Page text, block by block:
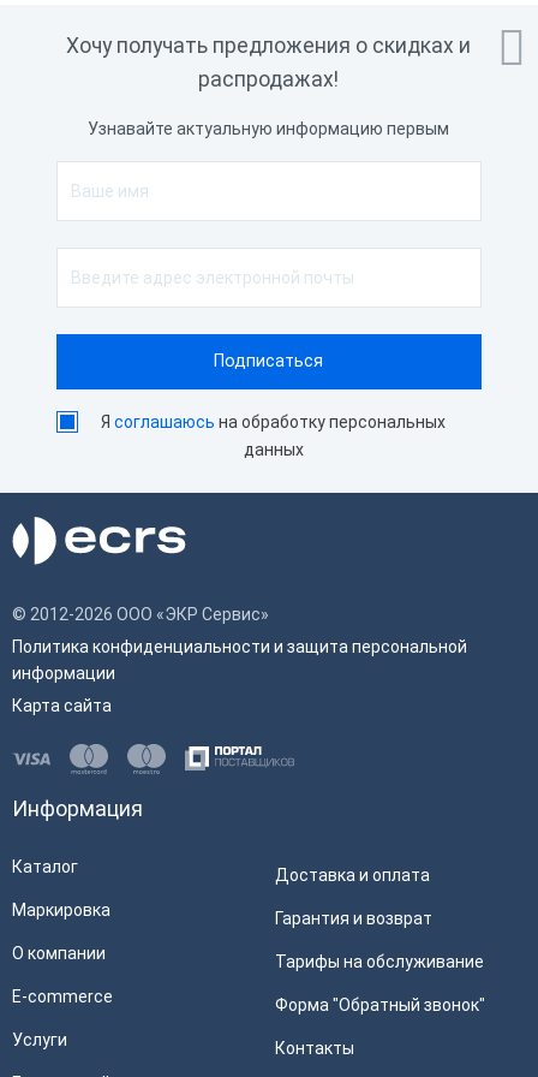

Хочу получать предложения о скидках и
распродажах!
Узнавайте актуальную информацию первым
Ясоглашаюсь на обработку персональных
данных
© 2012-2026 ООО «ЭКР Сервис»
Политика конфиденциальности и защита персональной
информации
Карта сайта
Информация
Каталог
Маркировка
О компании
E-commerce
Услуги
Доставка и оплата
Гарантия и возврат
Тарифы на обслуживание
Форма "Обратный звонок"
Контакты